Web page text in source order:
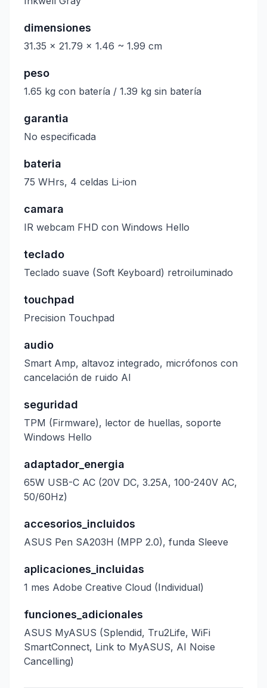
dimensiones
31.35 x 21.79 x 1.46 ~ 1.99 cm
peso
1.65 kg con batería / 1.39 kg sin batería
garantia
No especificada
bateria
75 WHrs, 4 celdas Li-ion
camara
IR webcam FHD con Windows Hello
teclado
Teclado suave (Soft Keyboard) retroiluminado
touchpad
Precision Touchpad
audio
Smart Amp, altavoz integrado, micrófonos con
cancelación de ruido AI
seguridad
TPM (Firmware), lector de huellas, soporte
Windows Hello
adaptador_energia
65W USB-C AC (20V DC, 3.25A, 100-240V AC,
50/60Hz)
accesorios_incluidos
ASUS Pen SA203H (MPP 2.0), funda Sleeve
aplicaciones_incluidas
1 mes Adobe Creative Cloud (Individual)
funciones_adicionales
ASUS MyASUS (Splendid, Tru2Life, WiFi
SmartConnect, Link to MyASUS, AI Noise
Cancelling)